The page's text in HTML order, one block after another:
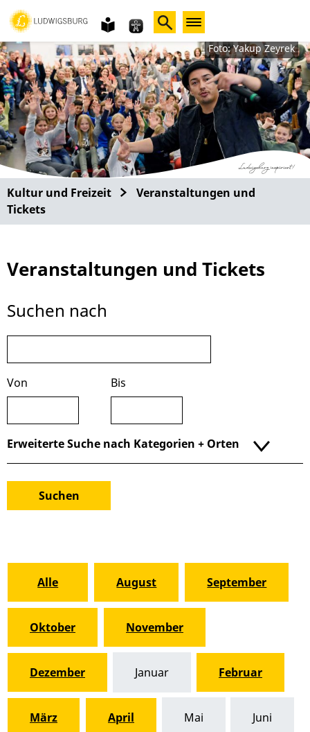
Gebärdensprache
leichte
Sprache Foto: Yakup Zeyrek
Kultur und Freizeit
Veranstaltungen und
Tickets
Veranstaltungen und Tickets
Suchen nach
Von Bis
Erweiterte Suche nach Kategorien + Orten
Alle August September
Oktober November
Dezember Januar Februar
März April Mai Juni